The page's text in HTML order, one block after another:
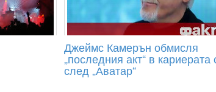
Джеймс Камерън обмисля
„последния акт“ в кариерата
след „Аватар“